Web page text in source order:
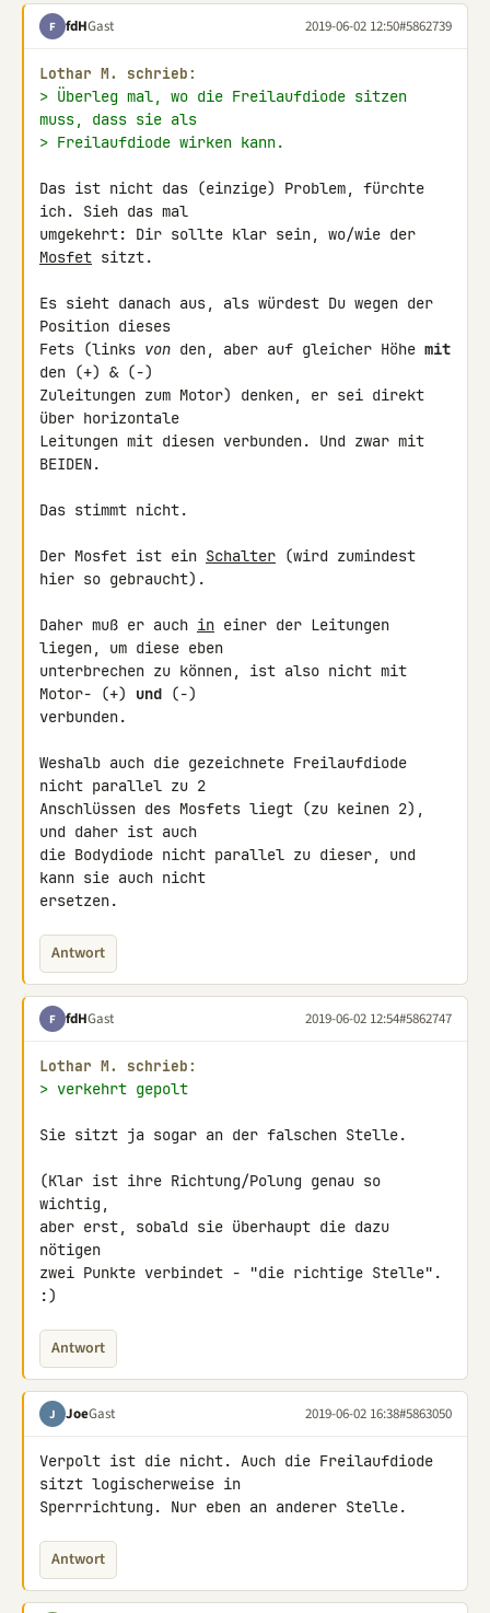
F fdHGast 2019-06-02 12:50#5862739
Lothar M. schrieb:
> Überleg mal, wo die Freilaufdiode sitzen
muss, dass sie als
> Freilaufdiode wirken kann.
Das ist nicht das (einzige) Problem, fürchte
ich. Sieh das mal
Mosfet sitzt.
Es sieht danach aus, als würdest Du wegen der
Position dieses
Fets (links von den, aber auf gleicher Höhe mit
den (+) & (-)
Zuleitungen zum Motor) denken, er sei direkt
über horizontale
Leitungen mit diesen verbunden. Und zwar mit
BEIDEN.
Das stimmt nicht.
Der Mosfet ist ein Schalter (wird zumindest
hier so gebraucht).
Daher muß er auch in einer der Leitungen
liegen, um diese eben
unterbrechen zu können, ist also nicht mit
Motor- (+) und (-)
verbunden.
Weshalb auch die gezeichnete Freilaufdiode
nicht parallel zu 2
Anschlüssen des Mosfets liegt (zu keinen 2),
und daher ist auch
die Bodydiode nicht parallel zu dieser, und
kann sie auch nicht
ersetzen.
Antwort
F fdHGast 2019-06-02 12:54#5862747
Lothar M. schrieb:
> verkehrt gepolt
Sie sitzt ja sogar an der falschen Stelle.
(Klar ist ihre Richtung/Polung genau so
wichtig,
aber erst, sobald sie überhaupt die dazu
nötigen
zwei Punkte verbindet - "die richtige Stelle".
:)
Antwort
J JoeGast 2019-06-02 16:38#5863050
Verpolt ist die nicht. Auch die Freilaufdiode
sitzt logischerweise in
Sperrrichtung. Nur eben an anderer Stelle.
Antwort